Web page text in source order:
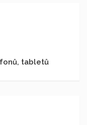
tabletů